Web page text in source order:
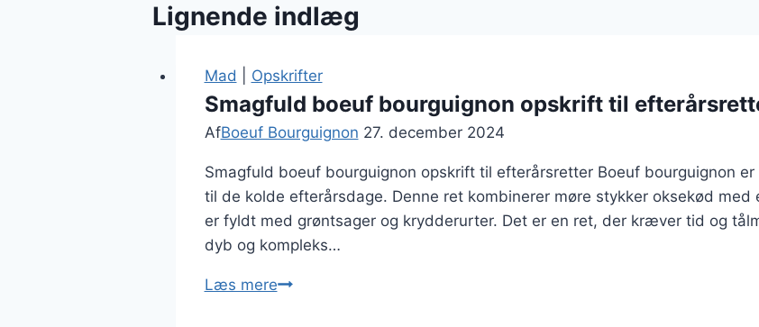
Lignende indlæg
Mad Opskrifter
Smagfuld boeuf bourguignon opskrift til
AfBoeuf Bourguignon 27. december 2024
Smagfuld boeuf bourguignon opskrift til efterårsretter Boeuf bourguignon
til de kolde efterårsdage. Denne ret kombinerer møre stykker oksekød
er fyldt med grøntsager og krydderurter. Det er en ret, der kræver tid og
dyb og kompleks…
Læs mereSmagfuld